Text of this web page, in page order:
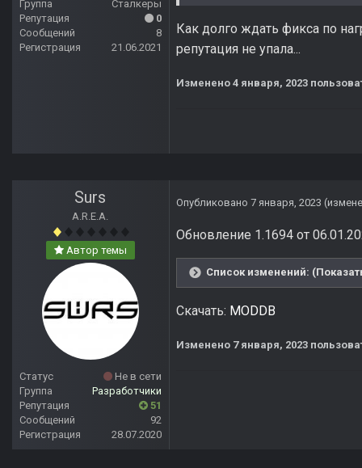
Группа
Сталкеры
Репутация
0
Сообщений
8
Регистрация
21.06.2021
Как долго ждать фикса по
репутация не упала...
Изменено 4 января, 2023
Surs
A.R.E.A.
Автор темы
Статус
Не в сети
Группа
Разработчики
Репутация
51
Сообщений
92
Регистрация
28.07.2020
Опубликовано 7 января, 2023
Обновление 1.1694 от
Список изменений:
Скачать: MODDB
Изменено 7 января, 2023